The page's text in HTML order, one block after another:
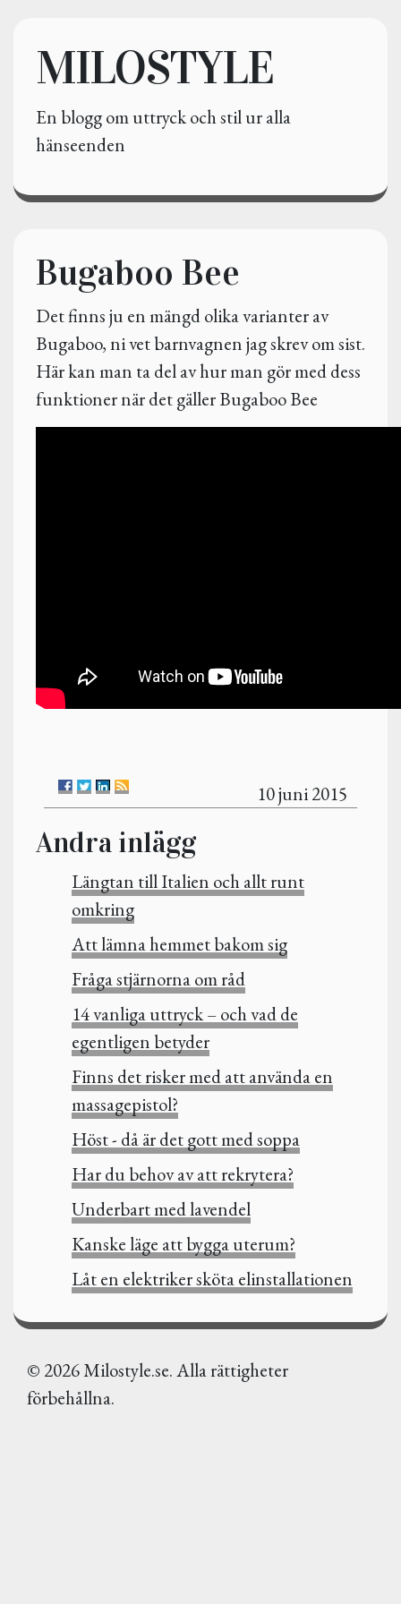
MILOSTYLE
En blogg om uttryck och stil ur alla
hänseenden
Bugaboo Bee
Det finns ju en mängd olika varianter av
Bugaboo, ni vet barnvagnen jag skrev om sist.
Här kan man ta del av hur man gör med dess
funktioner när det gäller Bugaboo Bee
10 juni 2015
Andra inlägg
Längtan till Italien och allt runt
omkring
Att lämna hemmet bakom sig
Fråga stjärnorna om råd
14 vanliga uttryck – och vad de
egentligen betyder
Finns det risker med att använda en
massagepistol?
Höst - då är det gott med soppa
Har du behov av att rekrytera?
Underbart med lavendel
Kanske läge att bygga uterum?
Låt en elektriker sköta elinstallationen
© 2026 Milostyle.se. Alla rättigheter
förbehållna.